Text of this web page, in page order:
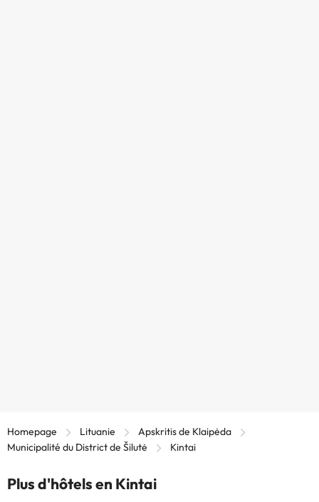
Homepage Lituanie
Apskritis de Klaipėda
Municipalité du District de Šilutė
Kintai
Plus d'hôtels en Kintai